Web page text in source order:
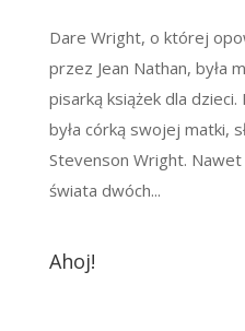
Dare Wright, o której
przez Jean Nathan, była
pisarką książek dla
była córką swojej matki,
Stevenson Wright.
świata dwóch...
Ahoj!